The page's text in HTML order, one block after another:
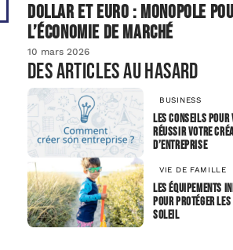
Dollar et euro : monopole
l’économie de marché
10 mars 2026
Des articles au hasard
BUSINESS
Les conseils pour
réussir votre
d’entreprise
VIE DE FAMILLE
Les équipements
pour protéger les
soleil